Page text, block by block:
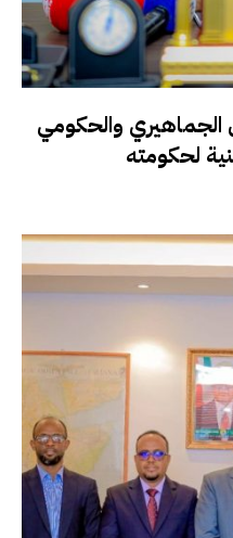
الجماهيري والحكومي
لحكومته